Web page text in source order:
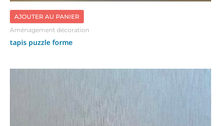
AJOUTER AU PANIER
Aménagement décoration
tapis puzzle forme